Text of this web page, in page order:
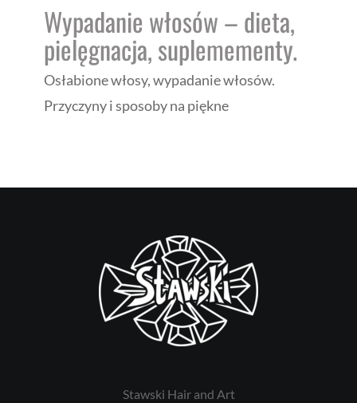
Wypadanie włosów – dieta,
pielęgnacja, suplemementy.
Osłabione włosy, wypadanie włosów.
Przyczyny i sposoby na piękne
Stawski Hair and Art